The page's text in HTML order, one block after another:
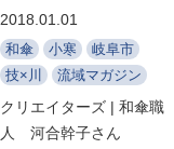
2018.01.01
和傘 小寒
岐阜市
技×川
流域マガジン
クリエイターズ | 和傘職
人 河合幹子さん